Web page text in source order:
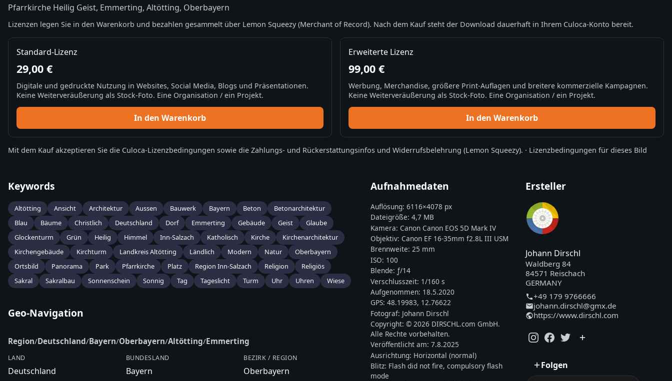
Pfarrkirche Heilig Geist, Emmerting, Altötting, Oberbayern
Lizenzen legen Sie in den Warenkorb und bezahlen gesammelt über Lemon Squeezy (Merchant of Record). Nach dem Kauf steht der Download dauerhaft in Ihrem Culoca-Konto bereit.
Standard-Lizenz
29,00 €
Digitale und gedruckte Nutzung in Websites, Social Media, Blogs und Präsentationen.
Keine Weiterveräußerung als Stock-Foto. Eine Organisation / ein Projekt.
In den Warenkorb
Erweiterte Lizenz
99,00 €
Werbung, Merchandise, größere Print-Auflagen und breitere kommerzielle Kampagnen.
Keine Weiterveräußerung als Stock-Foto. Eine Organisation / ein Projekt.
In den Warenkorb
Mit dem Kauf akzeptieren Sie die Culoca-Lizenzbedingungen sowie die Zahlungs- und Rückerstattungsinfos und Widerrufsbelehrung (Lemon Squeezy). · Lizenzbedingungen für dieses Bild
Keywords
Altötting Ansicht Architektur Aussen Bauwerk Bayern Beton
Betonarchitektur
Blau
Bäume Christlich Deutschland Dorf Emmerting Gebäude Geist
Glaube
Glockenturm
Grün Heilig Himmel Inn-Salzach Katholisch Kirche
Kirchenarchitektur
Kirchengebäude
Kirchturm Landkreis Altötting Ländlich Modern Natur
Oberbayern
Ortsbild
Panorama Park Pfarrkirche Platz Region Inn-Salzach Religion
Religiös
Sakral
Sakralbau Sonnenschein Sonnig Tag Tageslicht Turm Uhr Uhren Wiese
Geo-Navigation
Region/Deutschland/Bayern/Oberbayern/Altötting/Emmerting
LAND
Deutschland
BUNDESLAND
Bayern
BEZIRK / REGION
Oberbayern
Aufnahmedaten
Auflösung:6116×4078 px
Dateigröße:4,7 MB
Kamera:Canon Canon EOS 5D Mark IV
Objektiv:Canon EF 16-35mm f2.8L III USM
Brennweite:25 mm
ISO: 100
Blende: ƒ/14
Verschlusszeit: 1/160 s
Aufgenommen: 18.5.2020
GPS:48.19983, 12.76622
Fotograf: Johann Dirschl
Copyright:© 2026 DIRSCHL.com GmbH.
Alle Rechte vorbehalten.
Veröffentlicht am:7.8.2025
Ausrichtung: Horizontal (normal)
Blitz: Flash did not fire, compulsory flash
mode
Ersteller
Johann Dirschl
Waldberg 84
84571 Reischach
GERMANY
+49 179 9766666
johann.dirschl@gmx.de
https://www.dirschl.com
Folgen